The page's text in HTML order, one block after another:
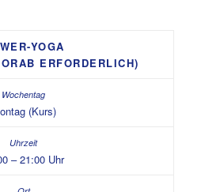
YOGA
ERFORDERLICH)
(Kurs)
– 21:00 Uhr